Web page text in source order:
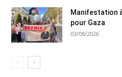
Manifestation
pour Gaza
03/08/2026